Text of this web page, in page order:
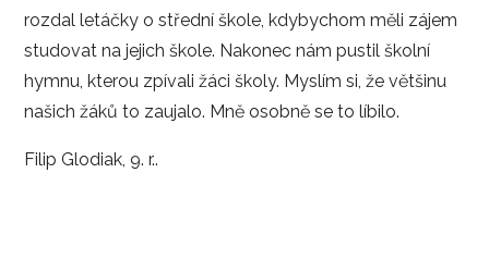
rozdal letáčky o střední škole, kdybychom měli zájem
studovat na jejich škole. Nakonec nám pustil školní
hymnu, kterou zpívali žáci školy. Myslím si, že většinu
našich žáků to zaujalo. Mně osobně se to líbilo.
Filip Glodiak, 9. r..